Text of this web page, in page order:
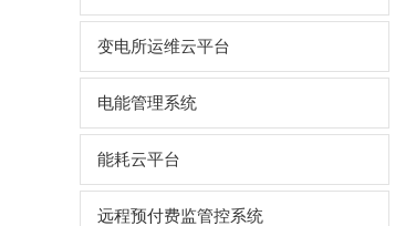
变电所运维云平台
电能管理系统
能耗云平台
远程预付费监管控系统